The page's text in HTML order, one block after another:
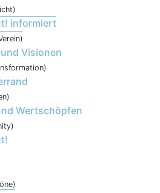
informiert
Visionen
Wertschöpfen